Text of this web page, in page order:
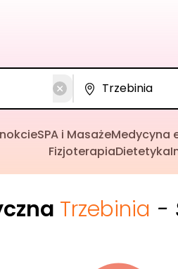
SPA i MasażeMedycyna
FizjoterapiaDietetyka
Trzebinia -